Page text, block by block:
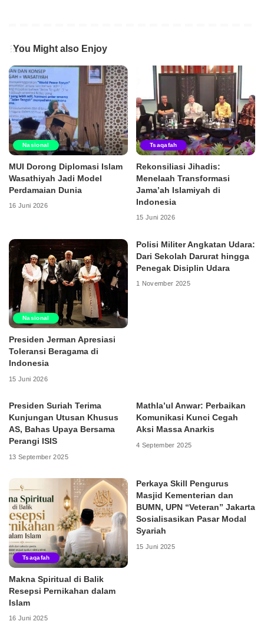
You Might also Enjoy
Nasional
MUI Dorong Diplomasi Islam
Wasathiyah Jadi Model
Perdamaian Dunia
16 Juni 2026
Tsaqafah
Rekonsiliasi Jihadis:
Menelaah Transformasi
Jama’ah Islamiyah di
Indonesia
15 Juni 2026
Nasional
Presiden Jerman Apresiasi
Toleransi Beragama di
Indonesia
15 Juni 2026
Polisi Militer Angkatan Udara:
Dari Sekolah Darurat hingga
Penegak Disiplin Udara
1 November 2025
Presiden Suriah Terima
Kunjungan Utusan Khusus
AS, Bahas Upaya Bersama
Perangi ISIS
13 September 2025
Mathla’ul Anwar: Perbaikan
Komunikasi Kunci Cegah
Aksi Massa Anarkis
4 September 2025
Tsaqafah
Makna Spiritual di Balik
Resepsi Pernikahan dalam
Islam
16 Juni 2025
Perkaya Skill Pengurus
Masjid Kementerian dan
BUMN, UPN “Veteran” Jakarta
Sosialisasikan Pasar Modal
Syariah
15 Juni 2025